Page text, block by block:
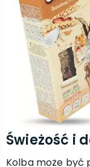
Świeżość i
Kolba może być